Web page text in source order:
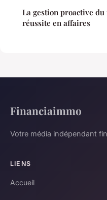
La gestion proactive
réussite en affaires
Financiaimmo
Votre média indépendant
LIENS
Accueil